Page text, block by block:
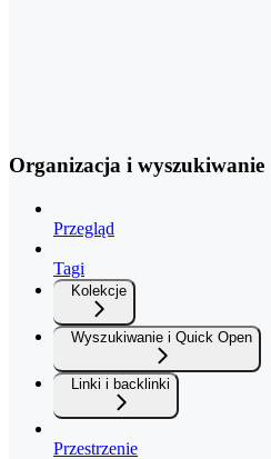
Organizacja i wyszukiwanie
Przegląd
Tagi
Kolekcje
Wyszukiwanie i Quick Open
Linki i backlinki
Przestrzenie